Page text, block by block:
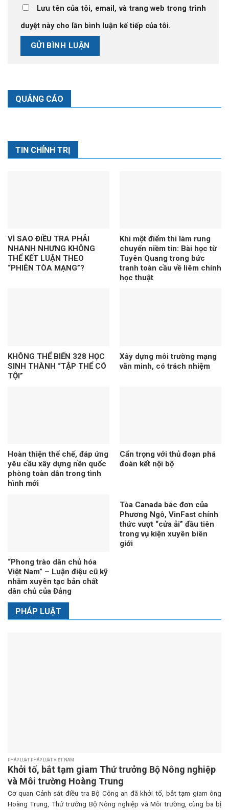
Lưu tên của tôi, email, và trang web trong trình
duyệt này cho lần bình luận kế tiếp của tôi.
QUẢNG CÁO
TIN CHÍNH TRỊ
VÌ SAO ĐIỀU TRA PHẢI
NHANH NHƯNG KHÔNG
THỂ KẾT LUẬN THEO
“PHIÊN TÒA MẠNG”?
Khi một điểm thi làm rung
chuyển niềm tin: Bài học từ
Tuyên Quang trong bức
tranh toàn cầu về liêm chính
học thuật
KHÔNG THỂ BIẾN 328 HỌC
SINH THÀNH “TẬP THỂ CÓ
TỘI”
Xây dựng môi trường mạng
văn minh, có trách nhiệm
Hoàn thiện thể chế, đáp ứng
yêu cầu xây dựng nền quốc
phòng toàn dân trong tình
hình mới
Cẩn trọng với thủ đoạn phá
đoàn kết nội bộ
“Phong trào dân chủ hóa
Việt Nam” – Luận điệu cũ kỹ
nhằm xuyên tạc bản chất
dân chủ của Đảng
Tòa Canada bác đơn của
Phương Ngô, VinFast chính
thức vượt “cửa ải” đầu tiên
trong vụ kiện xuyên biên
giới
PHÁP LUẬT
PHÁP LUẬT PHÁP LUẬT VIỆT NAM
Khởi tố, bắt tạm giam Thứ trưởng Bộ Nông nghiệp
và Môi trường Hoàng Trung
Cơ quan Cảnh sát điều tra Bộ Công an đã khởi tố, bắt tạm giam ông
Hoàng Trung, Thứ trưởng Bộ Nông nghiệp và Môi trường, cùng ba bị